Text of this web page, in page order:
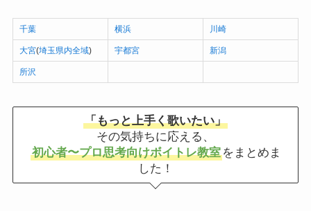
千葉 横浜 川崎
大宮(埼玉県内全域) 宇都宮 新潟
所沢
「もっと上手く歌いたい」
その気持ちに応える、
初心者〜プロ思考向けボイトレ教室をまとめま
した！